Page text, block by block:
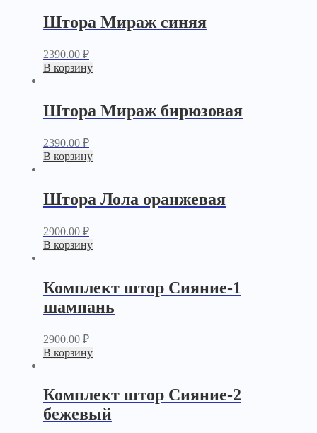
Штора Мираж синяя
2390.00 ₽
В корзину
Штора Мираж бирюзовая
2390.00 ₽
В корзину
Штора Лола оранжевая
2900.00 ₽
В корзину
Комплект штор Сияние-1
шампань
2900.00 ₽
В корзину
Комплект штор Сияние-2
бежевый